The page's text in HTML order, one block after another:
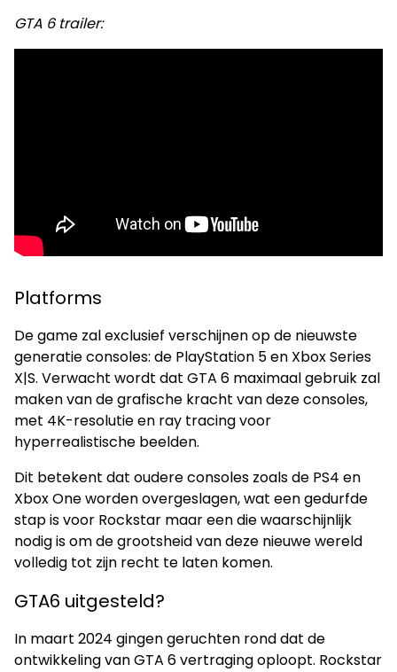
GTA 6 trailer:
Platforms
De game zal exclusief verschijnen op de nieuwste
generatie consoles: de PlayStation 5 en Xbox Series
X|S. Verwacht wordt dat GTA 6 maximaal gebruik zal
maken van de grafische kracht van deze consoles,
met 4K-resolutie en ray tracing voor
hyperrealistische beelden.
Dit betekent dat oudere consoles zoals de PS4 en
Xbox One worden overgeslagen, wat een gedurfde
stap is voor Rockstar maar een die waarschijnlijk
nodig is om de grootsheid van deze nieuwe wereld
volledig tot zijn recht te laten komen.
GTA6 uitgesteld?
In maart 2024 gingen geruchten rond dat de
ontwikkeling van GTA 6 vertraging oploopt. Rockstar